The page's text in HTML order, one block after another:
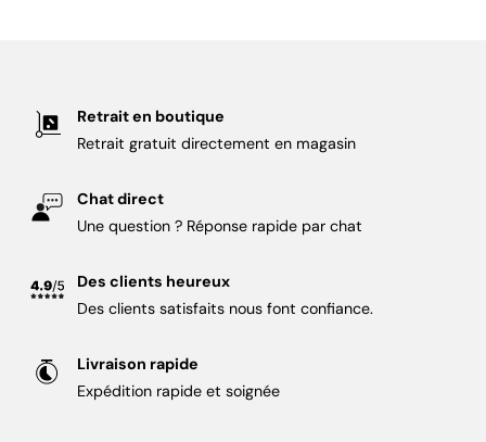
Retrait en boutique
Retrait gratuit directement en magasin
Chat direct
Une question ? Réponse rapide par chat
Des clients heureux
Des clients satisfaits nous font confiance.
Livraison rapide
Expédition rapide et soignée